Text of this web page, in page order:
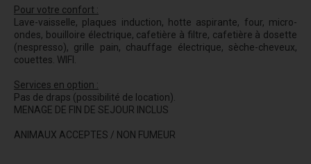
Pour votre confort :
Lave-vaisselle, plaques induction, hotte aspirante, four, micro-
ondes, bouilloire électrique, cafetière à filtre, cafetière à dosette
(nespresso), grille pain, chauffage électrique, sèche-cheveux,
couettes. WIFI.
Services en option :
Pas de draps (possibilité de location).
MENAGE DE FIN DE SEJOUR INCLUS
ANIMAUX ACCEPTES / NON FUMEUR